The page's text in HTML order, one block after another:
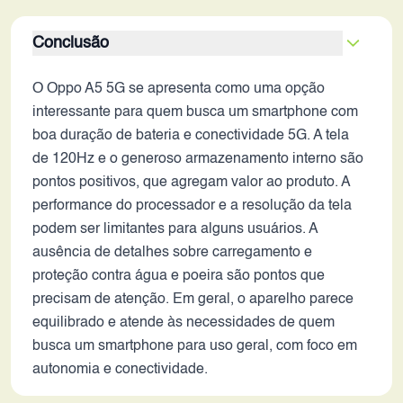
Conclusão
O Oppo A5 5G se apresenta como uma opção
interessante para quem busca um smartphone com
boa duração de bateria e conectividade 5G. A tela
de 120Hz e o generoso armazenamento interno são
pontos positivos, que agregam valor ao produto. A
performance do processador e a resolução da tela
podem ser limitantes para alguns usuários. A
ausência de detalhes sobre carregamento e
proteção contra água e poeira são pontos que
precisam de atenção. Em geral, o aparelho parece
equilibrado e atende às necessidades de quem
busca um smartphone para uso geral, com foco em
autonomia e conectividade.